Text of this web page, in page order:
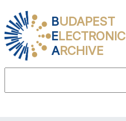
BUDAPEST
ELECTRONIC
ARCHIVE